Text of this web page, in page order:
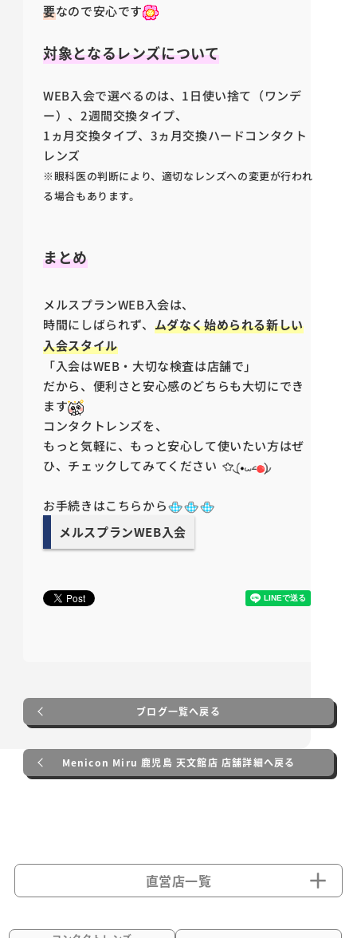
要なので安心です
対象となるレンズについて
WEB入会で選べるのは、1日使い捨て（ワンデ
ー）、2週間交換タイプ、
1ヵ月交換タイプ、3ヵ月交換ハードコンタクト
レンズ
※眼科医の判断により、適切なレンズへの変更が行われ
る場合もあります。
まとめ
メルスプランWEB入会は、
時間にしばられず、 ムダなく始められる新しい
入会スタイル
「入会はWEB・大切な検査は店舗で」
だから、便利さと安心感のどちらも大切にでき
ます
コンタクトレンズを、
もっと気軽に、もっと安心して使いたい方はぜ
ひ、チェックしてみてください
お手続きはこちらから
メルスプランWEB入会
ブログ一覧へ戻る
Menicon Miru 鹿児島 天文館店 店舗詳細へ戻る
直営店一覧